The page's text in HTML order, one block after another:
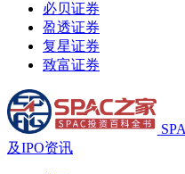
必贝证券
盈透证券
复星证券
致富证券
及IPO资讯